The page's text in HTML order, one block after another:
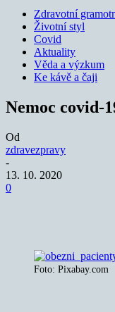
Zdravotní
Životní styl
Covid
Aktuality
Věda a výzkum
Ke kávě a čaji
Nemoc covid-
Od
zdravezpravy
-
13. 10. 2020
0
Foto: Pixabay.com